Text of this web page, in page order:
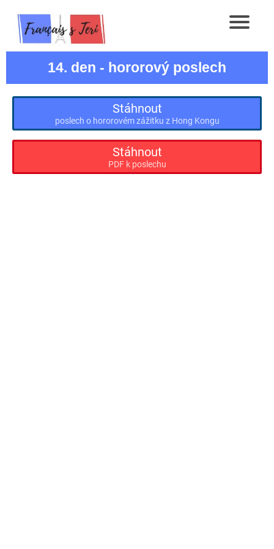
14. den - hororový poslech
Stáhnout
poslech o hororovém zážitku z Hong Kongu
Stáhnout
PDF k poslechu